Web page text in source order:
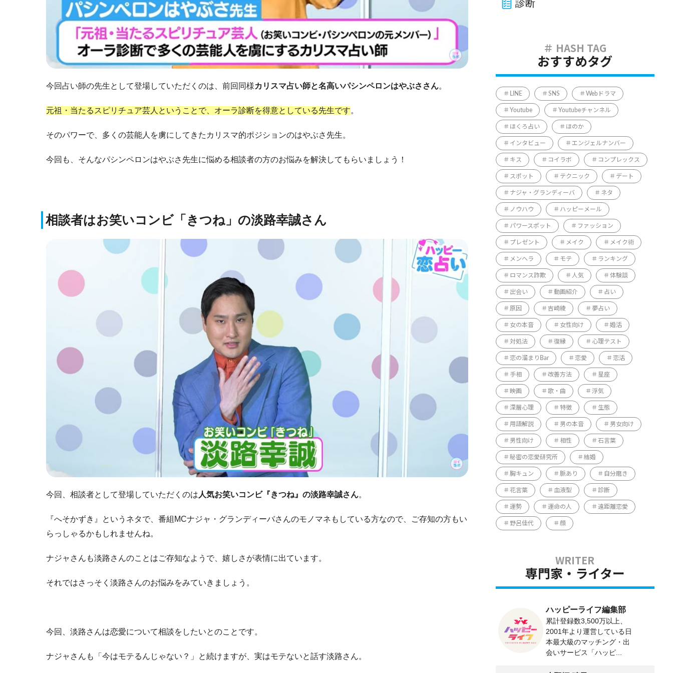
今回占い師の先生として登場していただくのは、前回同様カリスマ占い師と名高いパシンペロンはやぶささん。
元祖・当たるスピリチュア芸人ということで、オーラ診断を得意としている先生です。
そのパワーで、多くの芸能人を虜にしてきたカリスマ的ポジションのはやぶさ先生。
今回も、そんなパシンペロンはやぶさ先生に悩める相談者の方のお悩みを解決してもらいましょう！
相談者はお笑いコンビ「きつね」の淡路幸誠さん
今回、相談者として登場していただくのは 人気お笑いコンビ『きつね』の淡路幸誠さん。
『へそかずき』というネタで、番組MCナジャ・グランディーバさんのモノマネもしている方なので、ご存知の方もい
らっしゃるかもしれませんね。
ナジャさんも淡路さんのことはご存知なようで、嬉しさが表情に出ています。
それではさっそく淡路さんのお悩みをみていきましょう。
今回、淡路さんは恋愛について相談をしたいとのことです。
ナジャさんも「今はモテるんじゃない？」と続けますが、実はモテないと話す淡路さん。
診断
おすすめタグ
LINE SNS Webドラマ
Youtube Youtubeチャンネル
ほくろ占い ほのか
インタビュー エンジェルナンバー
キス コイラボ コンプレックス
スポット テクニック デート
ナジャ・グランディーバ ネタ
ノウハウ ハッピーメール
パワースポット ファッション
プレゼント メイク メイク術
メンヘラ モテ ランキング
ロマンス詐欺 人気 体験談
出会い 動画紹介 占い
原因 吉崎綾 夢占い
女の本音 女性向け 婚活
対処法 復縁 心理テスト
恋の溜まりBar 恋愛 恋活
手相 改善方法 星座
映画 歌・曲 浮気
深層心理 特徴 生態
用語解説 男の本音 男女向け
男性向け 相性 石言葉
秘密の恋愛研究所 結婚
胸キュン 脈あり 自分磨き
花言葉 血液型 診断
運勢 運命の人 遠距離恋愛
野呂佳代 顔
専門家・ライター
ハッピーライフ編集部
累計登録数3,500万以上、
2001年より運営している日
本最大級のマッチング・出
会いサービス「ハッピ...